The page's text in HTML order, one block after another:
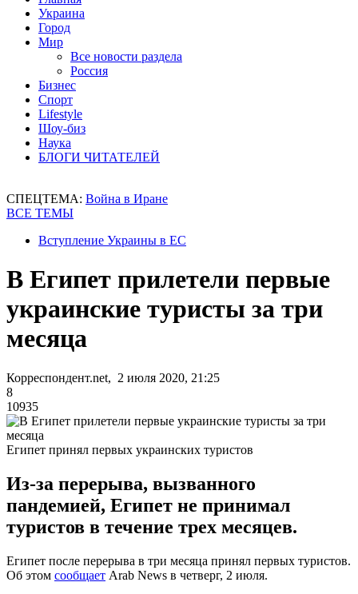
Украина
Город
Мир
Все новости раздела
Россия
Бизнес
Спорт
Lifestyle
Шоу-биз
Наука
БЛОГИ ЧИТАТЕЛЕЙ
СПЕЦТЕМА: Война в Иране
ВСЕ ТЕМЫ
Вступление Украины в ЕС
В Египет прилетели первые
украинские туристы за три
месяца
Корреспондент.net, 2 июля 2020, 21:25
8
10935
Египет принял первых украинских туристов
Из-за перерыва, вызванного
пандемией, Египет не принимал
туристов в течение трех месяцев.
Египет после перерыва в три месяца принял первых туристов.
Об этом сообщает Arab News в четверг, 2 июля.